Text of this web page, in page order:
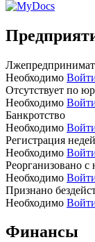
Необходимо
Отсутствует по
Необходимо
Банкротство
Необходимо
Регистрация
Необходимо
Реорганизовано
Необходимо
Признано
Необходимо
Финансы